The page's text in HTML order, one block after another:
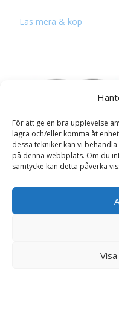
För att ge en bra upplevelse
lagra och/eller komma åt
dessa tekniker kan vi
på denna webbplats. Om du
samtycke kan detta påverka
Läs mera & köp
Holbrook OO9102-Y2
1 438kr